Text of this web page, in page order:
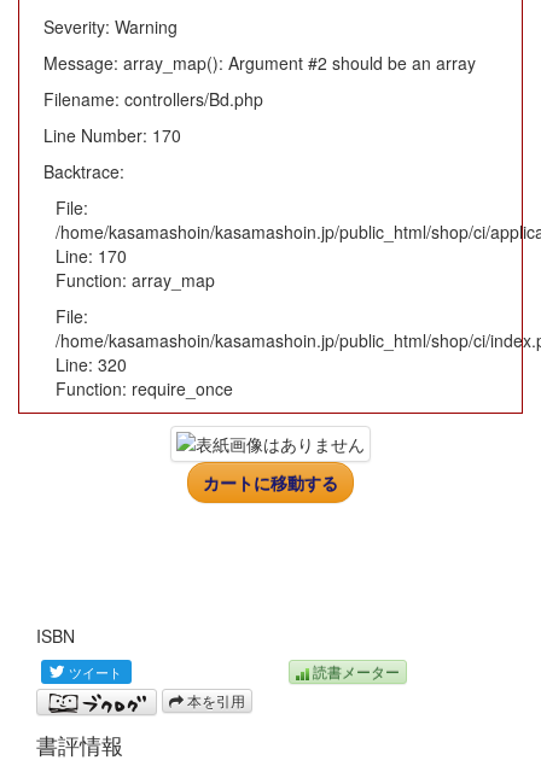
Severity: Warning
Message: array_map(): Argument #2 should be an array
Filename: controllers/Bd.php
Line Number: 170
Backtrace:
File:
/home/kasamashoin/kasamashoin.jp/public_html/shop/ci/
Line: 170
Function: array_map
File:
/home/kasamashoin/kasamashoin.jp/public_html/shop/ci/
Line: 320
Function: require_once
カートに移動する
ISBN
読書メーター
本を引用
書評情報